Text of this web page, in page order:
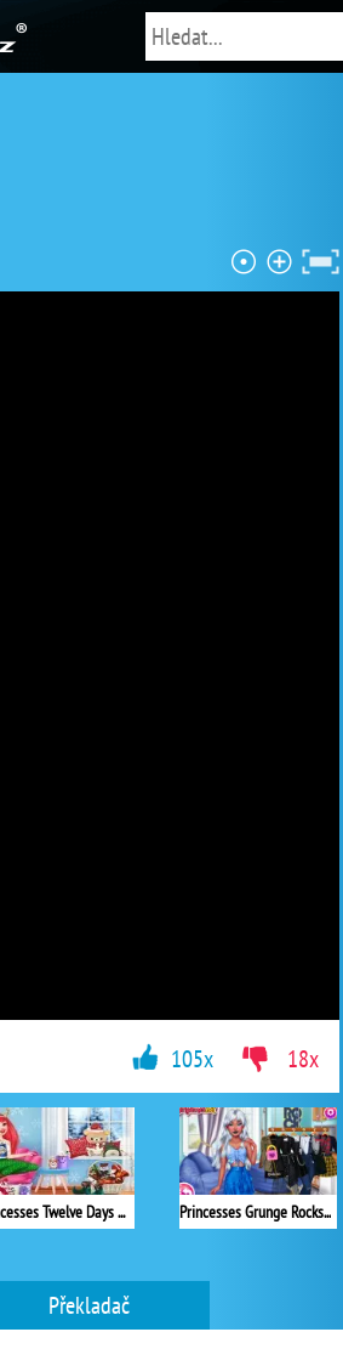
Princesses Twelve Days of Christmas Princesses Grunge Rockstars
105x 18x
Překladač